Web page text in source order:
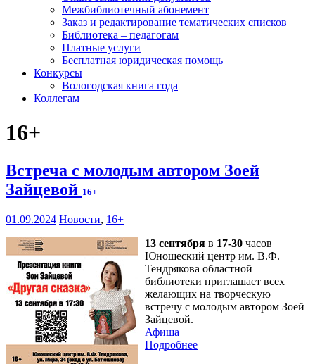
Межбиблиотечный абонемент
Заказ и редактирование тематических списков
Библиотека – педагогам
Платные услуги
Бесплатная юридическая помощь
Конкурсы
Вологодская книга года
Коллегам
16+
Встреча с молодым автором Зоей
Зайцевой 16+
01.09.2024 Новости, 16+
13 сентября в 17-30 часов
Юношеский центр им. В.Ф.
Тендрякова областной
библиотеки приглашает всех
желающих на творческую
встречу с молодым автором Зоей
Зайцевой.
Афиша
Подробнее